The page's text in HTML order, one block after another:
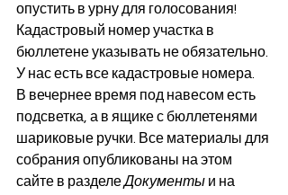
опустить в урну для голосования!
Кадастровый номер участка в
бюллетене указывать не обязательно.
У нас есть все кадастровые номера.
В вечернее время под навесом есть
подсветка, а в ящике с бюллетенями
шариковые ручки. Все материалы для
собрания опубликованы на этом
сайте в разделе Документы и на